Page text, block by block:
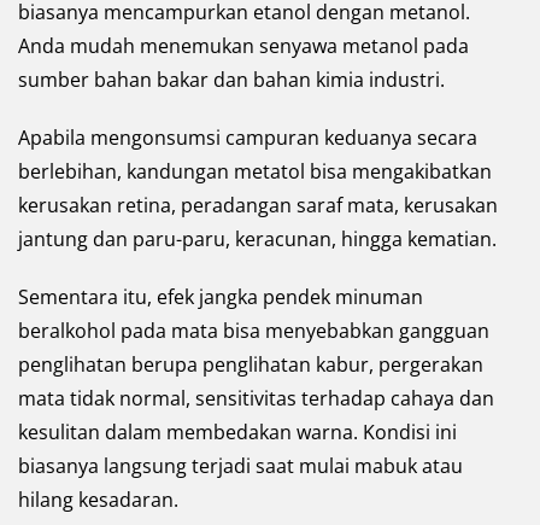
biasanya mencampurkan etanol dengan metanol.
Anda mudah menemukan senyawa metanol pada
sumber bahan bakar dan bahan kimia industri.
Apabila mengonsumsi campuran keduanya secara
berlebihan, kandungan metatol bisa mengakibatkan
kerusakan retina, peradangan saraf mata, kerusakan
jantung dan paru-paru, keracunan, hingga kematian.
Sementara itu, efek jangka pendek minuman
beralkohol pada mata bisa menyebabkan gangguan
penglihatan berupa penglihatan kabur, pergerakan
mata tidak normal, sensitivitas terhadap cahaya dan
kesulitan dalam membedakan warna. Kondisi ini
biasanya langsung terjadi saat mulai mabuk atau
hilang kesadaran.